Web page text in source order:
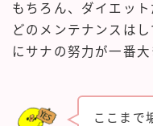
もちろん、ダイエッ
どのメンテナンスは
にサナの努力が一番大
ここまで